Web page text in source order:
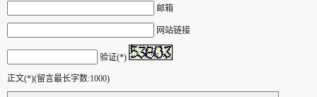
邮箱
网站链接
验证(*)
正文(*)(留言最长字数:1000)